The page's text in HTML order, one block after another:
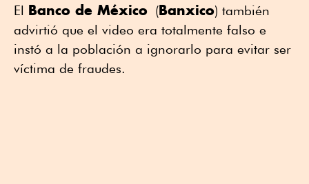
El Banco de México (Banxico) también
advirtió que el video era totalmente falso e
instó a la población a ignorarlo para evitar ser
víctima de fraudes.